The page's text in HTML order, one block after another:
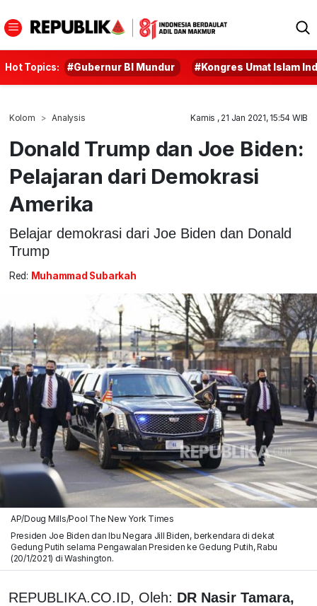
Hot Topics: #Gubernur BI Mundur #Kongres Umat Islam
Kolom Analysis Kamis , 21 Jan 2021, 15:54 WIB
Donald Trump dan Joe Biden:
Pelajaran dari Demokrasi
Amerika
Belajar demokrasi dari Joe Biden dan Donald
Trump
Red: Muhammad Subarkah
AP/Doug Mills/Pool The New York Times
Presiden Joe Biden dan Ibu Negara Jill Biden, berkendara di dekat
Gedung Putih selama Pengawalan Presiden ke Gedung Putih, Rabu
(20/1/2021) di Washington.
REPUBLIKA.CO.ID, Oleh: DR Nasir Tamara,